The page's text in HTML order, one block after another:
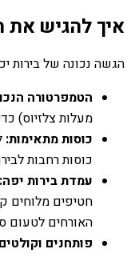
איך להגיש את
הגשה נכונה של בירות
הטמפרטורה
מעלות צלזיוס)
כוסות מתאימות:
כוסות רחבות
עמדת בירות יפה:
חטיפים מלוחים
האורחים לטעום
פותחנים